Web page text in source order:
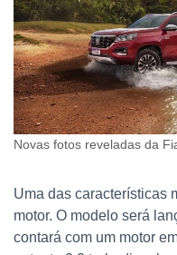
Novas fotos reveladas da
Uma das características
motor. O modelo será
contará com um motor